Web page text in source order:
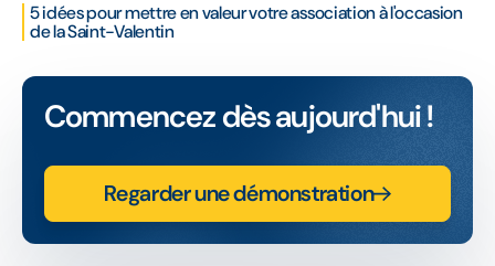
5 idées pour mettre en valeur votre association à l'occasion
de la Saint-Valentin
Commencez dès aujourd'hui !
Regarder une démonstration